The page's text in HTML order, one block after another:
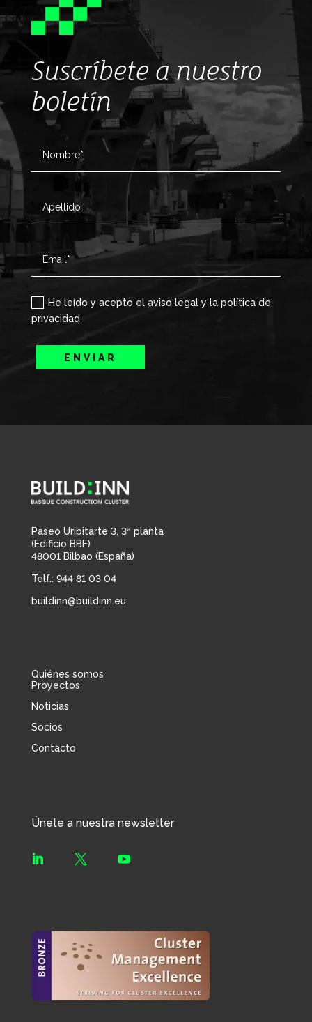
Suscríbete a nuestro
boletín
He leído y acepto el aviso legal y la política de
privacidad
ENVIAR
Paseo Uribitarte 3, 3ª planta
(Edificio BBF)
48001 Bilbao (España)
Telf.: 944 81 03 04
buildinn@buildinn.eu
Quiénes somos
Proyectos
Noticias
Socios
Contacto
Únete a nuestra newsletter
  